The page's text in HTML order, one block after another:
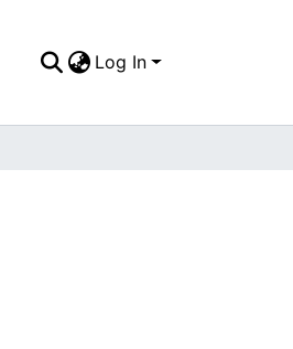
Log In